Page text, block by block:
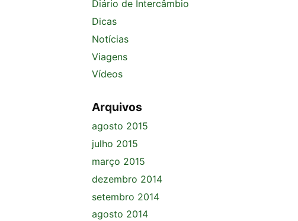
Diário de Intercâmbio
Dicas
Notícias
Viagens
Vídeos
Arquivos
agosto 2015
julho 2015
março 2015
dezembro 2014
setembro 2014
agosto 2014